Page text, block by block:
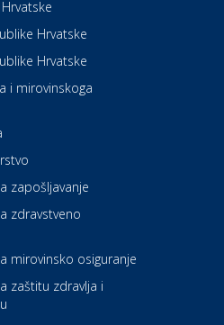
Hrvatske
Hrvatske
i mirovinskoga
zapošljavanje
zdravstveno
mirovinsko osiguranje
zaštitu zdravlja i